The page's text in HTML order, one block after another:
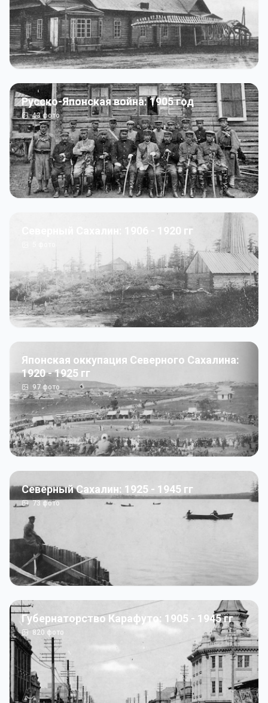
Русско-Японская война: 1905 год
43фото
Северный Сахалин: 1906 - 1920 гг
Японская оккупация Северного Сахалина:
1920 - 1925 гг
97 фото
Северный Сахалин: 1925 - 1945 гг
73фото
Губернаторство Карафуто: 1905 - 1945 гг
820 фото